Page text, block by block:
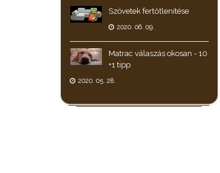
Szövetek fertőtlenítése
2020. 06. 09.
Matrac válaszás okosan - 10
+1 tipp
2020. 05. 28.